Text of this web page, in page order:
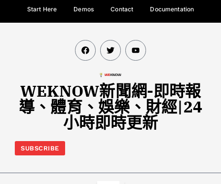
Start Here Demos Contact Documentation
WEKNOW新聞網-即時報
導、體育、娛樂、財經|24
小時即時更新
SUBSCRIBE